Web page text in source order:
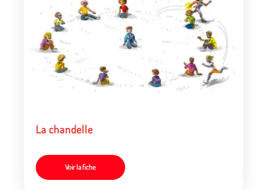
La chandelle
Voir la fiche